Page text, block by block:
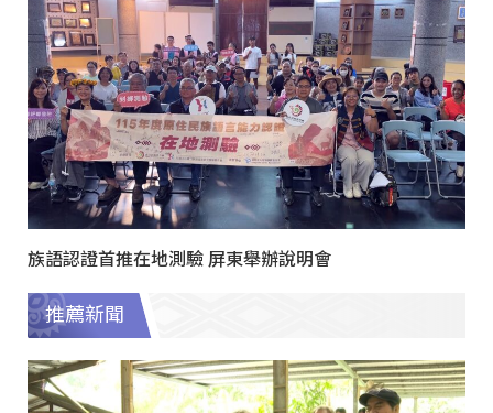
族語認證首推在地測驗 屏東舉辦說明會
推薦新聞